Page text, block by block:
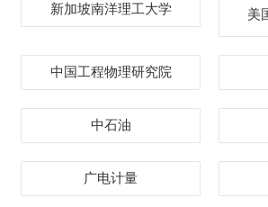
新加坡南洋理工大学 美
中国工程物理研究院
中石油
广电计量